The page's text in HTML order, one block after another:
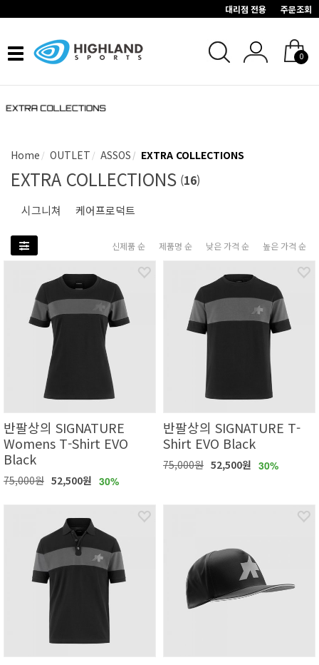
대리점 전용 주문조회
Toggle
navigation
0
Home OUTLET ASSOS EXTRA COLLECTIONS
EXTRA COLLECTIONS (16)
시그니쳐 케어프로덕트
신제품 순 제품명 순 낮은 가격 순 높은 가격 순
반팔상의 SIGNATURE
Womens T-Shirt EVO
Black
75,000원 52,500원 30%
반팔상의 SIGNATURE T-
Shirt EVO Black
75,000원 52,500원 30%